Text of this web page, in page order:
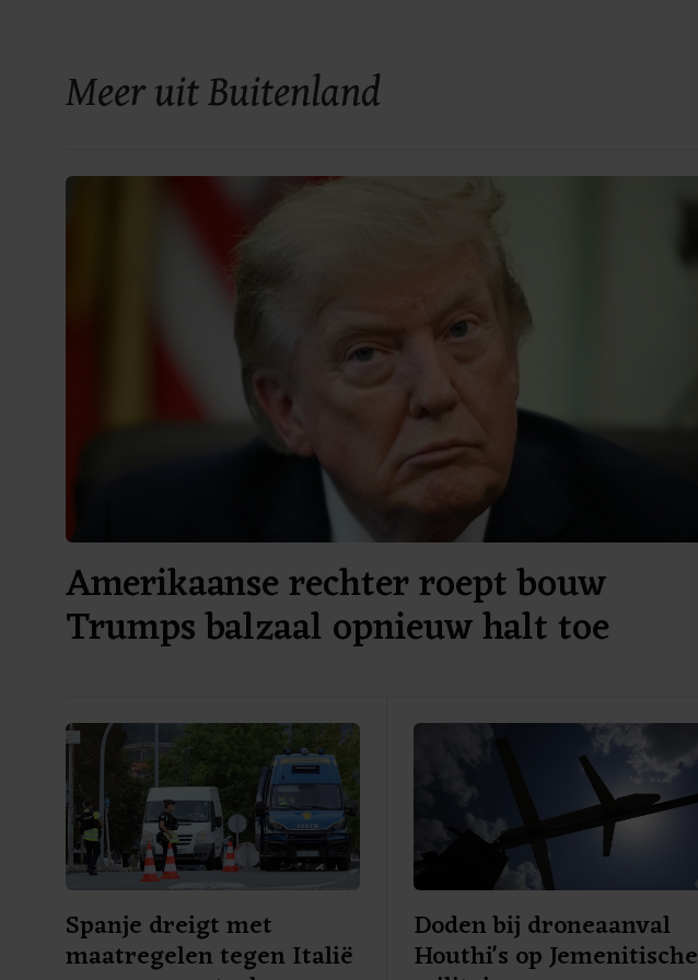
Meer uit Buitenland
Amerikaanse rechter roept bouw
Trumps balzaal opnieuw halt toe
Spanje dreigt met
maatregelen tegen Italië
Doden bij droneaanval
Houthi's op Jemenitische